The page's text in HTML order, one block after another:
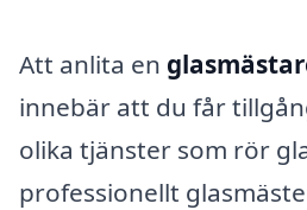
Att anlita en
innebär att du får
olika tjänster som rör
professionellt